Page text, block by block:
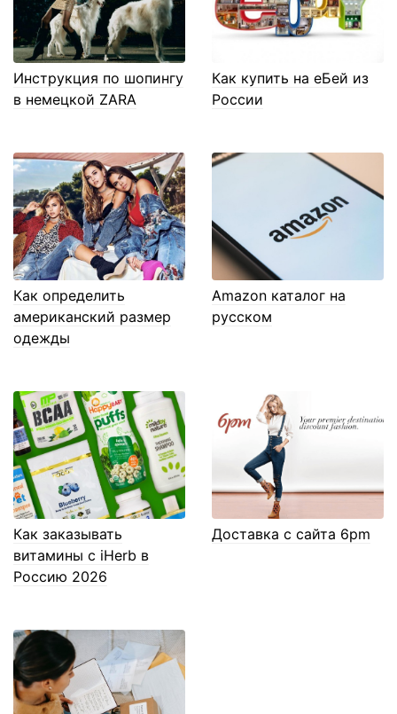
Инструкция по шопингу
в немецкой ZARA
Как купить на еБей из
России
Как определить
американский размер
одежды
Amazon каталог на
русском
Как заказывать
витамины с iHerb в
Россию 2026
Доставка с сайта 6pm